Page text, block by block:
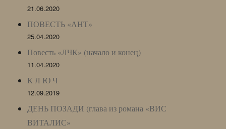
21.06.2020
ПОВЕСТЬ «АНТ»
25.04.2020
Повесть «ЛЧК» (начало и конец)
11.04.2020
К Л Ю Ч
12.09.2019
ДЕНЬ ПОЗАДИ (глава из романа «ВИС
ВИТАЛИС»